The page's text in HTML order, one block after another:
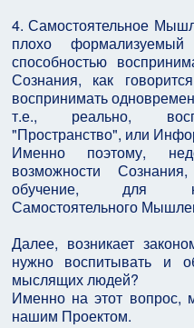
4. Самостоятельное
плохо
способностью
Сознания, как
воспринимать
т.е., реально,
"Пространство", или
Именно поэтому,
возможности
обучение, для
Самостоятельного
Далее, возникает
нужно воспитывать и
мыслящих людей?
Именно на этот вопрос,
нашим Проектом.